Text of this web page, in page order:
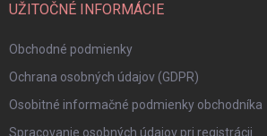
UŽITOČNÉ INFORMÁCIE
Obchodné podmienky
Ochrana osobných údajov (GDPR)
Osobitné informačné podmienky obchodníka
Spracovanie osobných údajov pri registrácii